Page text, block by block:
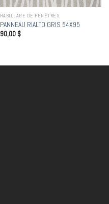
HABILLAGE DE FENÊTRES
PANNEAU RIALTO GRIS 54X95
90,00 $